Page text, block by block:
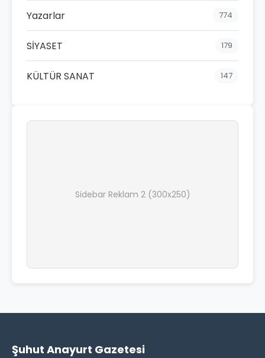
Yazarlar 774
SİYASET 179
KÜLTÜR SANAT 147
Sidebar Reklam 2 (300x250)
Şuhut Anayurt Gazetesi